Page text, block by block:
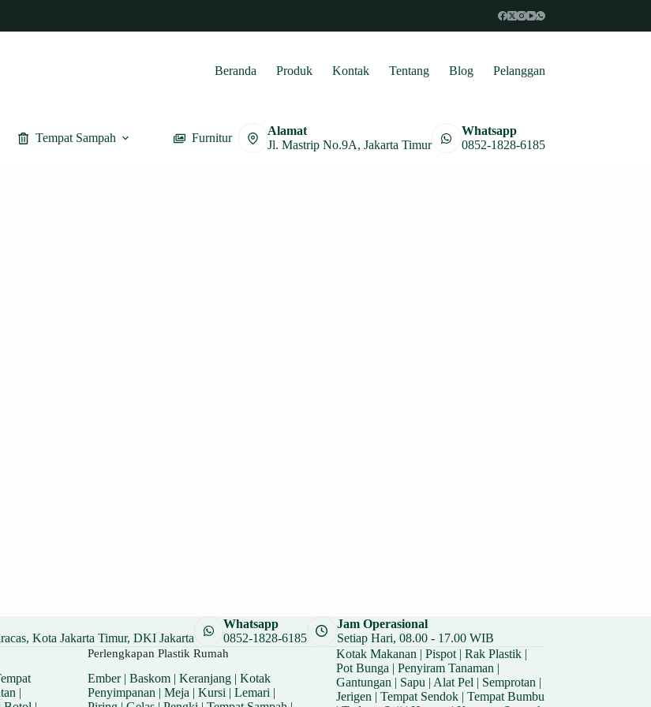
Beranda Produk Kontak Tentang Blog Pelanggan
Tempat Sampah Furnitur
Alamat
Jl. Mastrip No.9A, Jakarta Timur
Whatsapp
0852-1828-6185
Kota Jakarta Timur, DKI Jakarta
Whatsapp
0852-1828-6185
Jam Operasional
Setiap Hari, 08.00 - 17.00 WIB
|
Perlengkapan Plastik Rumah
Ember| Baskom| Keranjang| Kotak
Penyimpanan | Meja | Kursi | Lemari |
Kotak Makanan | Pispot| Rak Plastik|
Pot Bunga | Penyiram Tanaman |
Gantungan | Sapu | Alat Pel | Semprotan |
Jerigen | Tempat Sendok| Tempat Bumbu